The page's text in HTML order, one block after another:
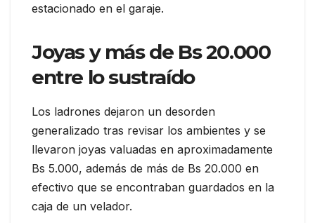
estacionado en el garaje.
Joyas y más de Bs 20.000
entre lo sustraído
Los ladrones dejaron un desorden
generalizado tras revisar los ambientes y se
llevaron joyas valuadas en aproximadamente
Bs 5.000, además de más de Bs 20.000 en
efectivo que se encontraban guardados en la
caja de un velador.